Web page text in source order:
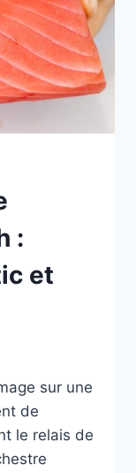
:
et
sur une
de
le relais de